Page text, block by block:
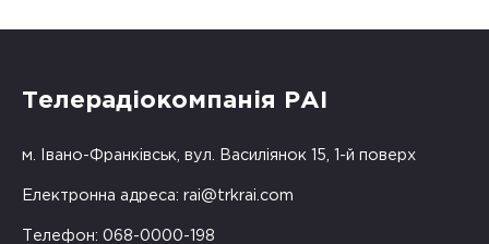
Телерадіокомпанія РАІ
м. Івано-Франківськ, вул. Василіянок 15, 1-й поверх
Електронна адреса: rai@trkrai.com
Телефон: 068-0000-198